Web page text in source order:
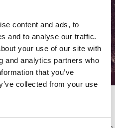
content and ads, to
and to analyse our traffic.
your use of our site with
and analytics partners who
that you’ve
collected from your use
Tävlingsbanor
Läs mer
eller mountainbike. Här